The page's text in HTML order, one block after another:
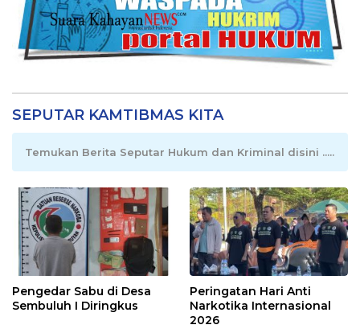
SEPUTAR KAMTIBMAS KITA
Temukan Berita Seputar Hukum dan Kriminal disini .....
Pengedar Sabu di Desa
Sembuluh I Diringkus
Peringatan Hari Anti
Narkotika Internasional
2026